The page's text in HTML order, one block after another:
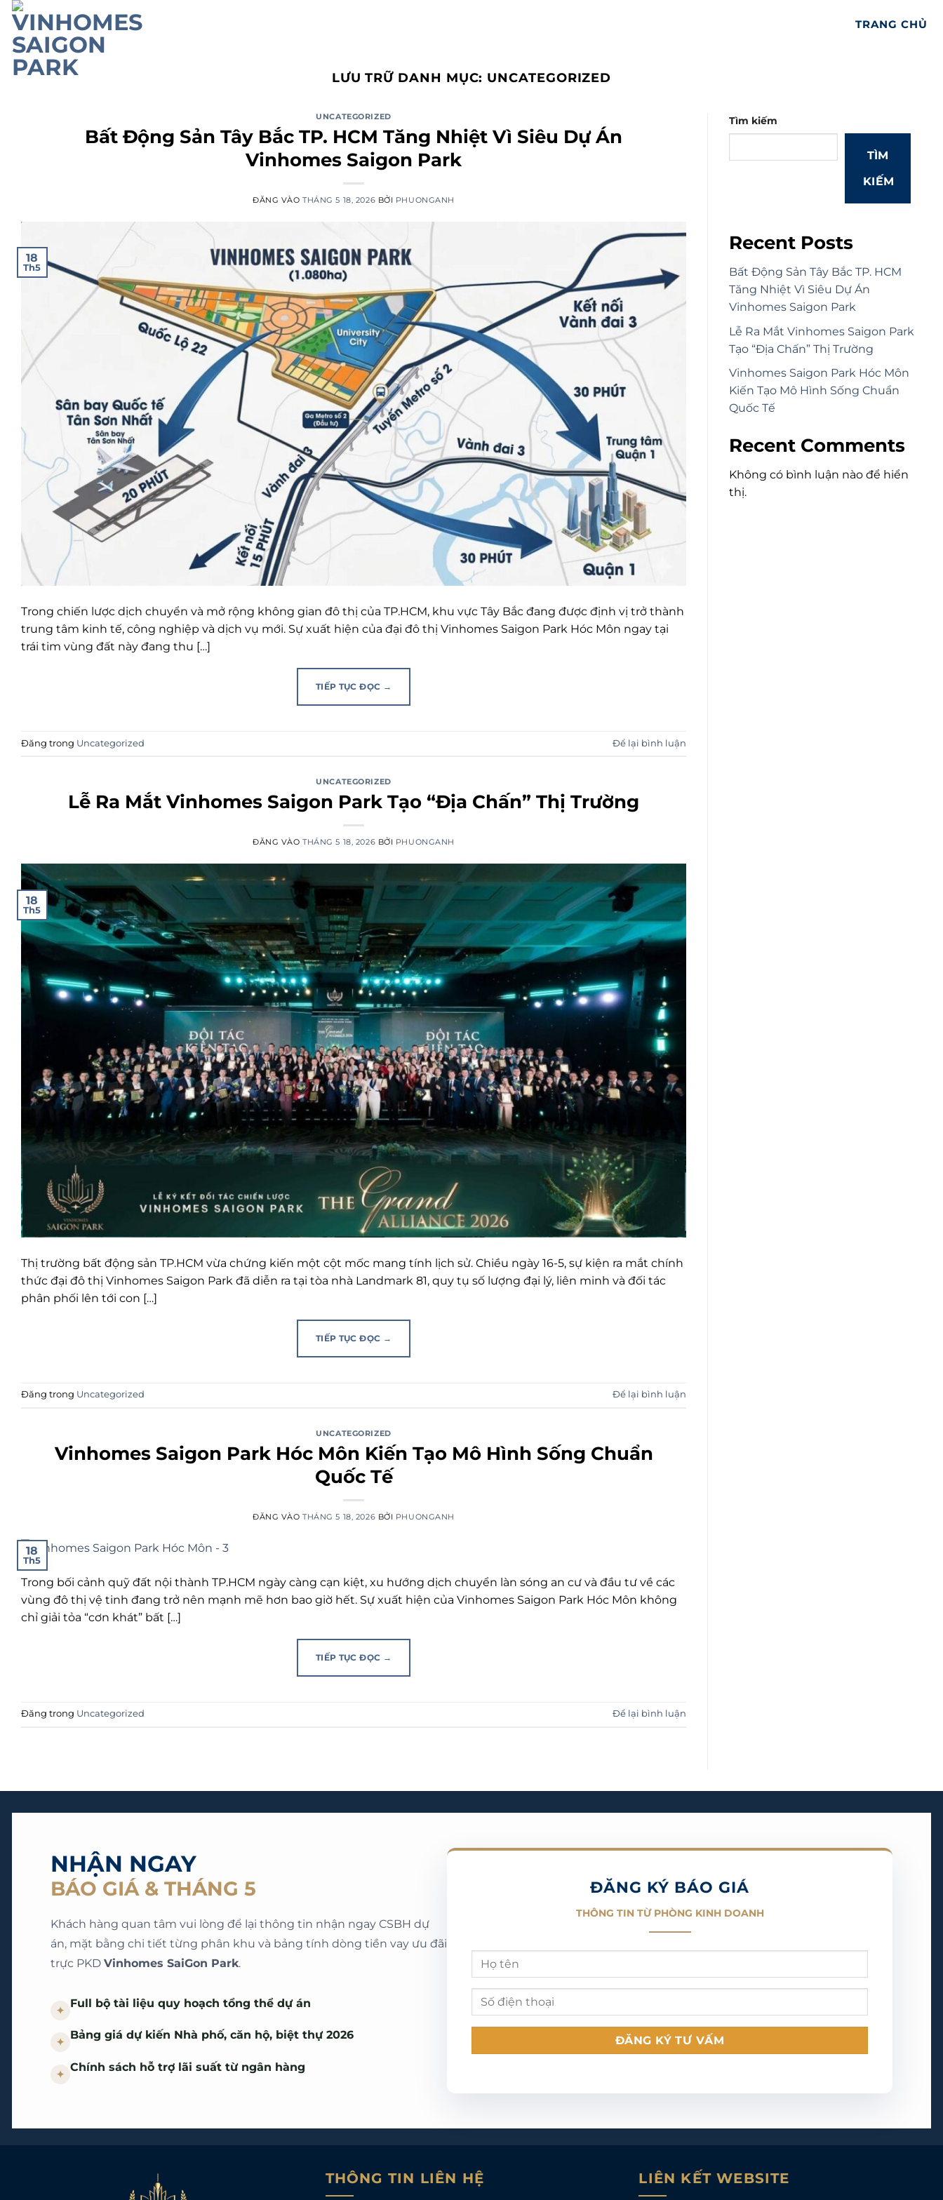
Bỏ
qua
nội
dung
TRANG CHỦ
LƯU TRỮ DANH MỤC: UNCATEGORIZED
UNCATEGORIZED
Bất Động Sản Tây Bắc TP. HCM Tăng Nhiệt Vì Siêu Dự Án
Vinhomes Saigon Park
ĐĂNG VÀOTHÁNG 5 18, 2026 BỞI PHUONGANH
18
Th5
Trong chiến lược dịch chuyển và mở rộng không gian đô thị của TP.HCM, khu vực Tây Bắc đang được định vị trở thành
trung tâm kinh tế, công nghiệp và dịch vụ mới. Sự xuất hiện của đại đô thị Vinhomes Saigon Park Hóc Môn ngay tại
trái tim vùng đất này đang thu […]
TIẾP TỤC ĐỌC →
Đăng trong Uncategorized Để lại bình luận
UNCATEGORIZED
Lễ Ra Mắt Vinhomes Saigon Park Tạo “Địa Chấn” Thị Trường
ĐĂNG VÀOTHÁNG 5 18, 2026 BỞI PHUONGANH
18
Th5
Thị trường bất động sản TP.HCM vừa chứng kiến một cột mốc mang tính lịch sử. Chiều ngày 16-5, sự kiện ra mắt chính
thức đại đô thị Vinhomes Saigon Park đã diễn ra tại tòa nhà Landmark 81, quy tụ số lượng đại lý, liên minh và đối tác
phân phối lên tới con […]
TIẾP TỤC ĐỌC →
Đăng trong Uncategorized Để lại bình luận
UNCATEGORIZED
Vinhomes Saigon Park Hóc Môn Kiến Tạo Mô Hình Sống Chuẩn
Quốc Tế
ĐĂNG VÀOTHÁNG 5 18, 2026 BỞI PHUONGANH
18
Th5
Trong bối cảnh quỹ đất nội thành TP.HCM ngày càng cạn kiệt, xu hướng dịch chuyển làn sóng an cư và đầu tư về các
vùng đô thị vệ tinh đang trở nên mạnh mẽ hơn bao giờ hết. Sự xuất hiện của Vinhomes Saigon Park Hóc Môn không
chỉ giải tỏa “cơn khát” bất […]
TIẾP TỤC ĐỌC →
Đăng trong Uncategorized Để lại bình luận
Tìm kiếm
TÌM
KIẾM
Recent Posts
Bất Động Sản Tây Bắc TP. HCM
Tăng Nhiệt Vì Siêu Dự Án
Vinhomes Saigon Park
Lễ Ra Mắt Vinhomes Saigon Park
Tạo “Địa Chấn” Thị Trường
Vinhomes Saigon Park Hóc Môn
Kiến Tạo Mô Hình Sống Chuẩn
Quốc Tế
Recent Comments
Không có bình luận nào để hiển
thị.
NHẬN NGAY
BÁO GIÁ & THÁNG 5
Khách hàng quan tâm vui lòng để lại thông tin nhận ngay CSBH dự
án, mặt bằng chi tiết từng phân khu và bảng tính dòng tiền vay ưu đãi
trực PKD Vinhomes SaiGon Park.
✦
Full bộ tài liệu quy hoạch tổng thể dự án
✦
Bảng giá dự kiến Nhà phố, căn hộ, biệt thự 2026
✦
Chính sách hỗ trợ lãi suất từ ngân hàng
ĐĂNG KÝ BÁO GIÁ
THÔNG TIN TỪ PHÒNG KINH DOANH
THÔNG TIN LIÊN HỆ LIÊN KẾT WEBSITE